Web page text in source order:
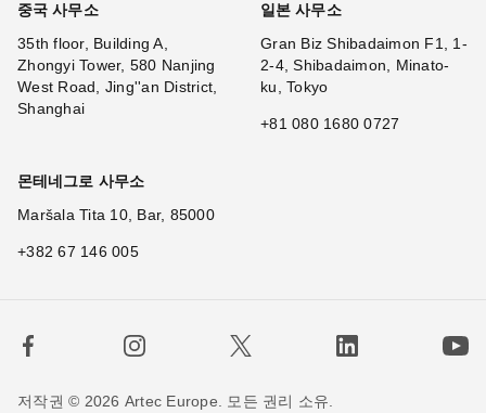
중국 사무소
35th floor, Building A,
Zhongyi Tower, 580 Nanjing
West Road, Jing''an District,
Shanghai
일본 사무소
Gran Biz Shibadaimon F1, 1-
2-4, Shibadaimon, Minato-
ku, Tokyo
+81 080 1680 0727
몬테네그로 사무소
Maršala Tita 10, Bar, 85000
+382 67 146 005
저작권 © 2026 Artec Europe. 모든 권리 소유.